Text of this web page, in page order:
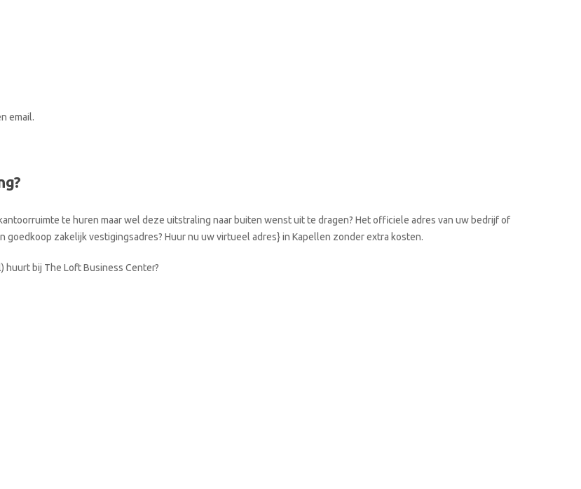
email.
te huren maar wel deze uitstraling naar buiten wenst uit te dragen? Het officiele adres van uw bedrijf of
goedkoop zakelijk vestigingsadres? Huur nu uw virtueel adres} in Kapellen zonder extra kosten.
bij The Loft Business Center?